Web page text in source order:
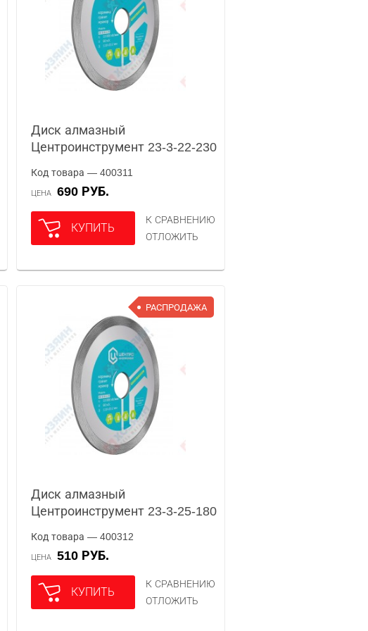
Диск алмазный
Центроинструмент 23-3-22-230
Код товара — 400311
ЦЕНА 690 РУБ.
КУПИТЬ
К СРАВНЕНИЮ
ОТЛОЖИТЬ
РАСПРОДАЖА
Диск алмазный
Центроинструмент 23-3-25-180
Код товара — 400312
ЦЕНА 510 РУБ.
КУПИТЬ
К СРАВНЕНИЮ
ОТЛОЖИТЬ